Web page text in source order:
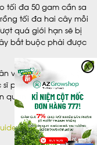
tối đa 50 gam cần sa
tối đa hai cây mỗi
quá giới hạn sẽ bị
bắt buộc phải được
với một số điều kiện
phải có sự chấp
quản lý hàng hóa trị
to-cannabis-in-
X